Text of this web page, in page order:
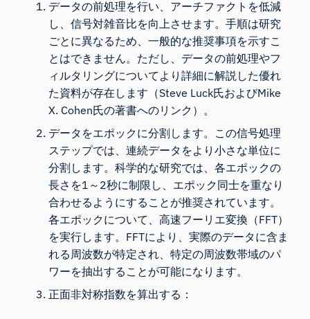
データの前処理を行い、アーチファクトを低減
し、信号対雑音比を向上させます。手順は研究
ごとに異なるため、一般的な推奨事項を示すこ
とはできません。ただし、データの前処理やフ
ィルタリングについてより詳細に解説した優れ
た資料が存在します（Steve Luck氏およびMike
X. Cohen氏の著書へのリンク）。
データをエポックに分割します。この信号処理
ステップでは、連続データをより小さな単位に
分割します。科学的な研究では、各エポックの
長さを1～2秒に制限し、エポック同士を重なり
合わせるようにすることが推奨されています。
各エポックについて、高速フーリエ変換（FFT）
を実行します。FFTにより、実際のデータに含ま
れる周波数が特定され、特定の周波数帯域のパ
ワーを抽出することが可能になります。
正面非対称指数を算出する：